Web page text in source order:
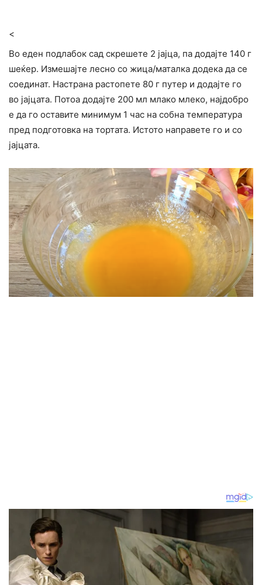
<
Во еден подлабок сад скрешете 2 јајца, па додајте 140 г
шеќер. Измешајте лесно со жица/маталка додека да се
соединат. Настрана растопете 80 г путер и додајте го
во јајцата. Потоа додајте 200 мл млако млеко, најдобро
е да го оставите минимум 1 час на собна температура
пред подготовка на тортата. Истото направете го и со
јајцата.